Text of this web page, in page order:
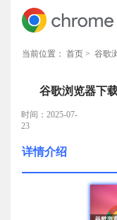
当前位置： 首页 > 谷歌
谷歌浏览器下
时间：2025-07-
23
详情介绍